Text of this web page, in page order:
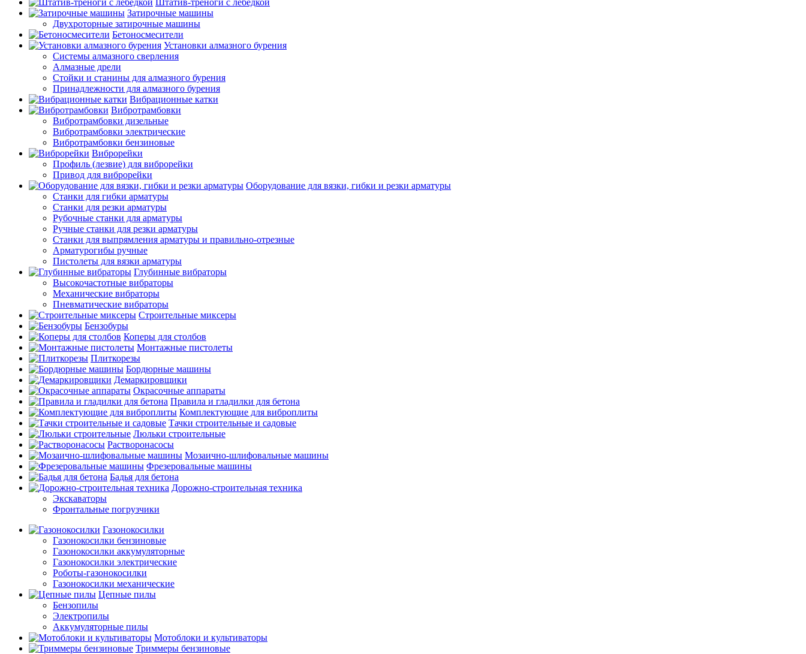
Штатив-треноги с лебедкой
Затирочные машины
Двухроторные затирочные машины
Бетоносмесители
Установки алмазного бурения
Системы алмазного сверления
Алмазные дрели
Стойки и станины для алмазного бурения
Принадлежности для алмазного бурения
Вибрационные катки
Вибротрамбовки
Вибротрамбовки дизельные
Вибротрамбовки электрические
Вибротрамбовки бензиновые
Виброрейки
Профиль (лезвие) для виброрейки
Привод для виброрейки
Оборудование для вязки, гибки и резки арматуры
Станки для гибки арматуры
Станки для резки арматуры
Рубочные станки для арматуры
Ручные станки для резки арматуры
Станки для выпрямления арматуры и правильно-отрезные
Арматурогибы ручные
Пистолеты для вязки арматуры
Глубинные вибраторы
Высокочастотные вибраторы
Механические вибраторы
Пневматические вибраторы
Строительные миксеры
Бензобуры
Коперы для столбов
Монтажные пистолеты
Плиткорезы
Бордюрные машины
Демаркировщики
Окрасочные аппараты
Правила и гладилки для бетона
Комплектующие для виброплиты
Тачки строительные и садовые
Люльки строительные
Растворонасосы
Мозаично-шлифовальные машины
Фрезеровальные машины
Бадья для бетона
Дорожно-строительная техника
Экскаваторы
Фронтальные погрузчики
Газонокосилки
Газонокосилки бензиновые
Газонокосилки аккумуляторные
Газонокосилки электрические
Роботы-газонокосилки
Газонокосилки механические
Цепные пилы
Бензопилы
Электропилы
Аккумуляторные пилы
Мотоблоки и культиваторы
Триммеры бензиновые